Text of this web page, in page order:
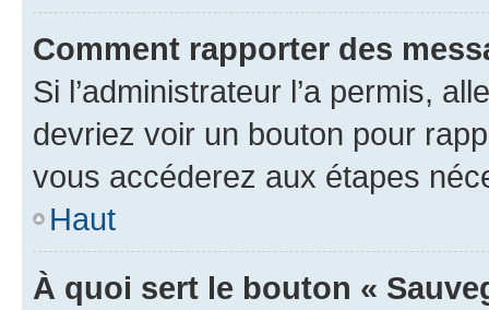
Comment rapporter des
Si l’administrateur l’a permis,
devriez voir un bouton pour
vous accéderez aux étapes
Haut
À quoi sert le bouton «